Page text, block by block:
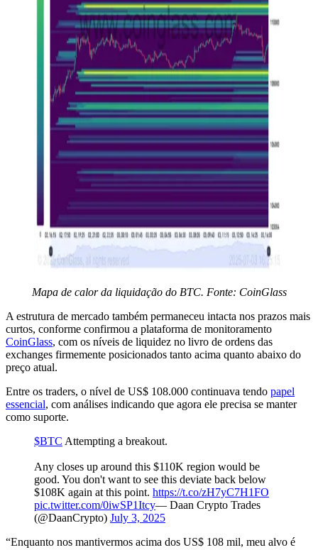
Mapa de calor da liquidação do BTC. Fonte: CoinGlass
A estrutura de mercado também permaneceu intacta nos prazos mais
curtos, conforme confirmou a plataforma de monitoramento
CoinGlass, com os níveis de liquidez no livro de ordens das
exchanges firmemente posicionados tanto acima quanto abaixo do
preço atual.
Entre os traders, o nível de US$ 108.000 continuava tendo papel
essencial, com análises indicando que agora ele precisa se manter
como suporte.
$BTC Attempting a breakout.
Any closes up around this $110K region would be
good. You don't want to see this deviate back below
$108K again at this point. https://t.co/zH7yC7H1FO
pic.twitter.com/0iwSP1Itcy— Daan Crypto Trades
(@DaanCrypto) July 3, 2025
“Enquanto nos mantivermos acima dos US$ 108 mil, meu alvo é